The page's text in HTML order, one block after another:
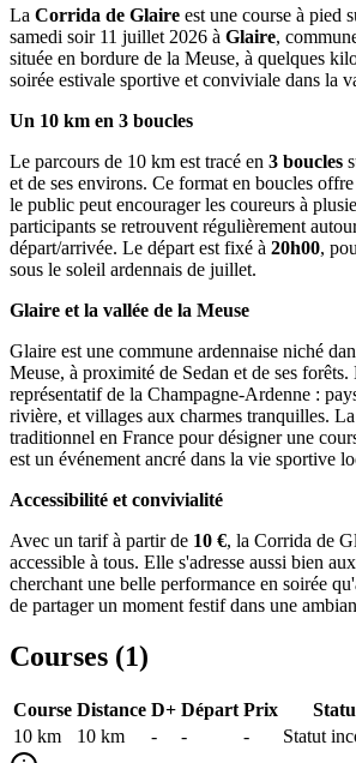
La Corrida de Glaire est une course à pied
samedi soir 11 juillet 2026 à Glaire,
située en bordure de la Meuse, à quelques
soirée estivale sportive et conviviale dans la
Un 10 km en 3 boucles
Le parcours de 10 km est tracé en 3 boucles
et de ses environs. Ce format en boucles
le public peut encourager les coureurs à
participants se retrouvent régulièrement
départ/arrivée. Le départ est fixé à 20h00,
sous le soleil ardennais de juillet.
Glaire et la vallée de la Meuse
Glaire est une commune ardennaise niché
Meuse, à proximité de Sedan et de ses forêts.
représentatif de la Champagne-Ardenne :
rivière, et villages aux charmes tranquilles.
traditionnel en France pour désigner une
est un événement ancré dans la vie sportive
Accessibilité et convivialité
Avec un tarif à partir de 10 €, la Corrida de
accessible à tous. Elle s'adresse aussi bien
cherchant une belle performance en soirée
de partager un moment festif dans une
Courses (1)
Course Distance D+ Départ Prix
10 km
10 km - - - Statut